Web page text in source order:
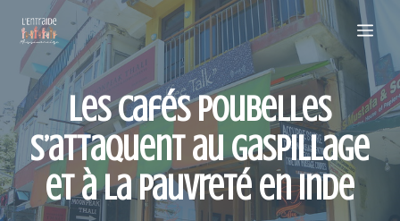
contenu
Les cafés poubelles
s’attaquent au gaspillage
et à la pauvreté en Inde